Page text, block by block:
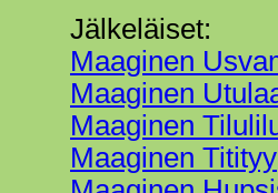
Jälkeläiset:
Maaginen
Maaginen
Maaginen
Maaginen Titityy